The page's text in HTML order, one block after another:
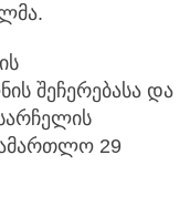
შეჩერებასა და
29